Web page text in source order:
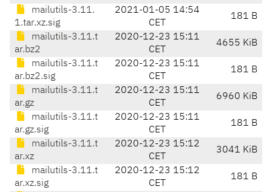
mailutils-3.11.
1.tar.xz.sig
2021-01-05 14:54
CET
181 B
mailutils-3.11.t
ar.bz2
2020-12-23 15:11
CET
4655 KiB
mailutils-3.11.t
ar.bz2.sig
2020-12-23 15:11
CET
181 B
mailutils-3.11.t
ar.gz
2020-12-23 15:11
CET
6960 KiB
mailutils-3.11.t
ar.gz.sig
2020-12-23 15:11
CET
181 B
mailutils-3.11.t
ar.xz
2020-12-23 15:12
CET
3041 KiB
mailutils-3.11.t
ar.xz.sig
2020-12-23 15:12
CET
181 B